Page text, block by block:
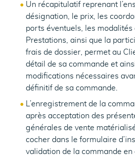
Un récapitulatif reprenant
désignation, le prix, les
ports éventuels, les modalités
Prestations, ainsi que la
frais de dossier, permet au
détail de sa commande et
modifications nécessaires
définitif de sa commande.
L’enregistrement de la
après acceptation des
générales de vente
cocher dans le formulaire
validation de la commande